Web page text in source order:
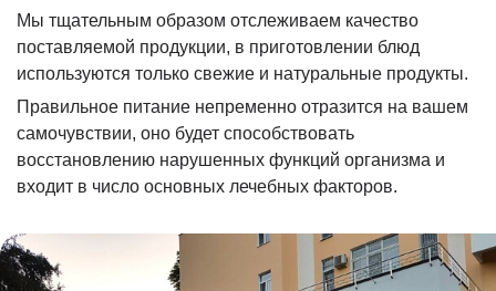
Мы тщательным образом отслеживаем качество
поставляемой продукции, в приготовлении блюд
используются только свежие и натуральные продукты.
Правильное питание непременно отразится на вашем
самочувствии, оно будет способствовать
восстановлению нарушенных функций организма и
входит в число основных лечебных факторов.